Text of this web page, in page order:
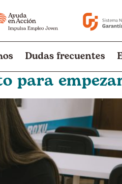
Dudas frecuentes
para